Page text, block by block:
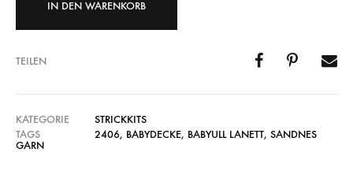
IN DEN WARENKORB
TEILEN
KATEGORIE
STRICKKITS
TAGS
2406, BABYDECKE, BABYULL LANETT, SANDNES
GARN